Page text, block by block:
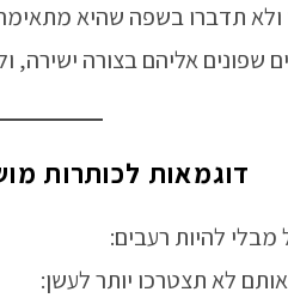
ולא תדברו בשפה שהיא
שפונים אליהם בצורה ישירה,
דוגמאות לכותרות
לא תצטרכו יותר לעשן: